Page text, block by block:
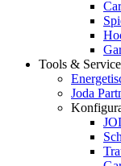
Tools &
Joda